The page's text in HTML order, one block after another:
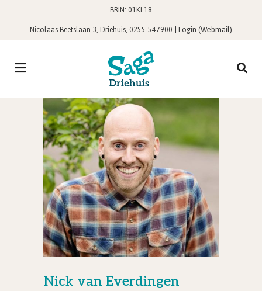
BRIN: 01KL18
Nicolaas Beetslaan 3, Driehuis, 0255-547900 |Login (Webmail)
Nick van Everdingen